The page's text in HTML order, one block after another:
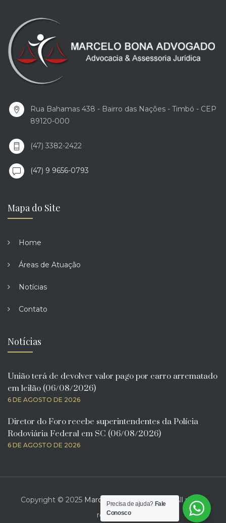
Rua Bahamas 438 - Bairro das Nações - Timbó - CEP
89120-000
(47) 3382-2422
(47) 9 9656-0793
Mapa do Site
Home
Áreas de Atuação
Notícias
Contato
Notícias
União terá de devolver valor pago por carro arrematado
em leilão (06/08/2026)
6 DE AGOSTO DE 2026
Diretor do Foro recebe superintendentes da Polícia
Rodoviária Federal em SC (06/08/2026)
6 DE AGOSTO DE 2026
Copyright © 2025 Marcelo Bona Advogado
. All rights
reserved.
Precisa de ajuda? Fale
Conosco